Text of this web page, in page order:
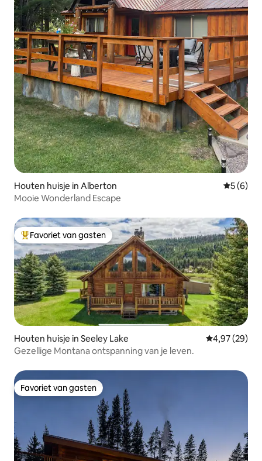
Houten huisje in Alberton
5 (6)
Mooie Wonderland Escape
Topfavoriet van gasten
Favoriet van gasten
Houten huisje in Seeley Lake Gemiddelde
4,97 (29)
Gezellige Montana ontspanning van je leven.
Favoriet van gasten
Favoriet van gasten